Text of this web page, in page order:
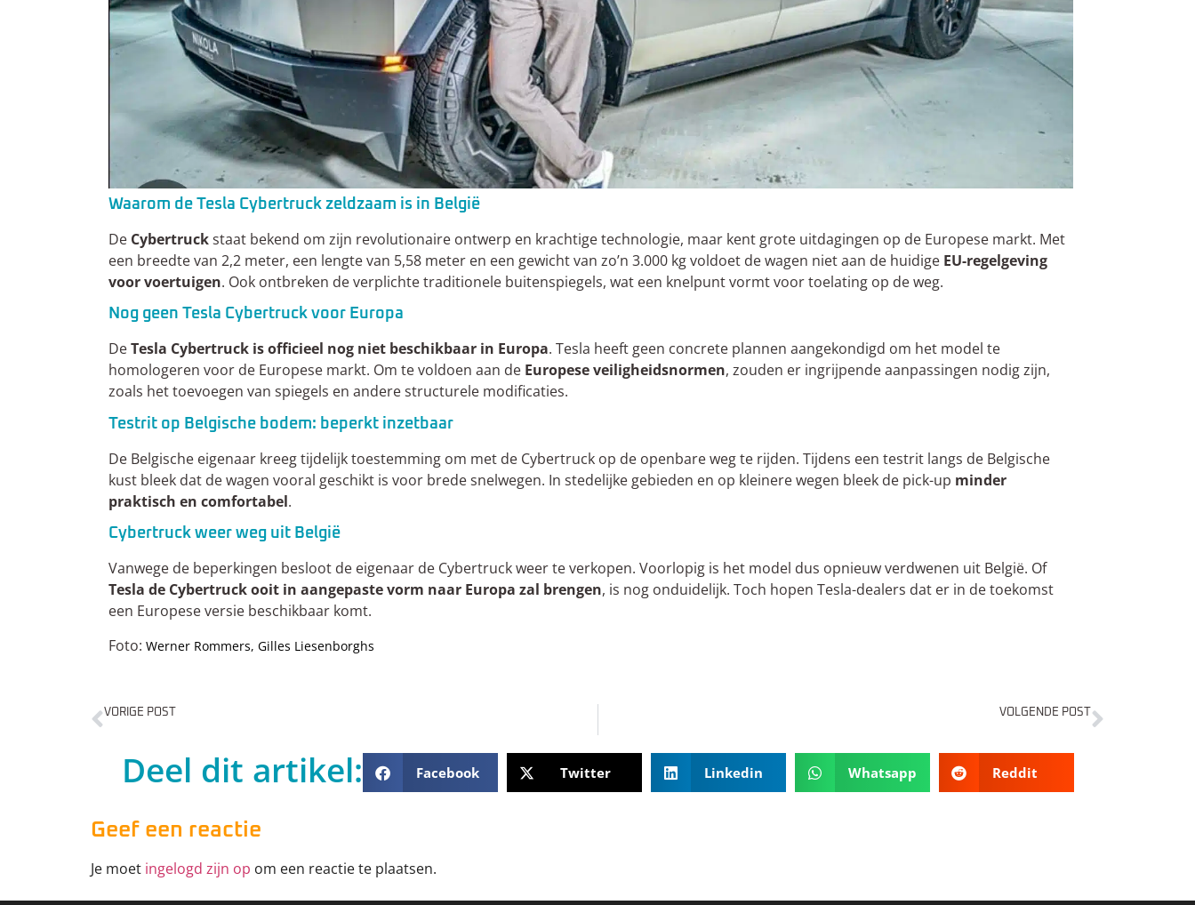
Waarom de Tesla Cybertruck zeldzaam is in België
De Cybertruckstaat bekend om zijn revolutionaire ontwerp en krachtige technologie, maar kent grote uitdagingen op de Europese markt. Met
een breedte van 2,2 meter, een lengte van 5,58 meter en een gewicht van zo’n 3.000 kg voldoet de wagen niet aan de huidige EU-regelgeving
voor voertuigen. Ook ontbreken de verplichte traditionele buitenspiegels, wat een knelpunt vormt voor toelating op de weg.
Nog geen Tesla Cybertruck voor Europa
DeTesla Cybertruck is officieel nog niet beschikbaar in Europa. Tesla heeft geen concrete plannen aangekondigd om het model te
homologeren voor de Europese markt. Om te voldoen aan de Europese veiligheidsnormen, zouden er ingrijpende aanpassingen nodig zijn,
zoals het toevoegen van spiegels en andere structurele modificaties.
Testrit op Belgische bodem: beperkt inzetbaar
De Belgische eigenaar kreeg tijdelijk toestemming om met de Cybertruck op de openbare weg te rijden. Tijdens een testrit langs de Belgische
kust bleek dat de wagen vooral geschikt is voor brede snelwegen. In stedelijke gebieden en op kleinere wegen bleek de pick-up minder
praktisch en comfortabel.
Cybertruck weer weg uit België
Vanwege de beperkingen besloot de eigenaar de Cybertruck weer te verkopen. Voorlopig is het model dus opnieuw verdwenen uit België. Of
Tesla de Cybertruck ooit in aangepaste vorm naar Europa zal brengen, is nog onduidelijk. Toch hopen Tesla-dealers dat er in de toekomst
een Europese versie beschikbaar komt.
Foto: Werner Rommers, Gilles Liesenborghs
VORIGE POST VOLGENDE POST
Deel dit artikel: Facebook Twitter Linkedin Whatsapp Reddit
Geef een reactie
Je moet ingelogd zijn op om een reactie te plaatsen.